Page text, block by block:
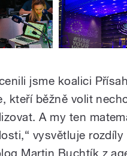
jsme koalici
kteří běžně volit
A my ten
vysvětluje
Martin Buchtík z